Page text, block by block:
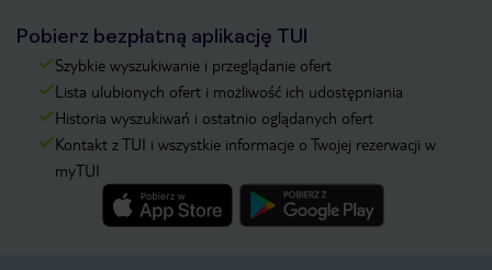
Pobierz bezpłatną aplikację TUI
Szybkie wyszukiwanie i przeglądanie ofert
Lista ulubionych ofert i możliwość ich udostępniania
Historia wyszukiwań i ostatnio oglądanych ofert
Kontakt z TUI i wszystkie informacje o Twojej rezerwacji w
myTUI